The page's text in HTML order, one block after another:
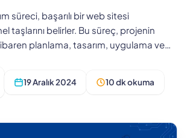
süreci, başarılı bir web sitesi
taşlarını belirler. Bu süreç, projenin
planlama, tasarım, uygulama ve
19 Aralık 2024 10 dk okuma